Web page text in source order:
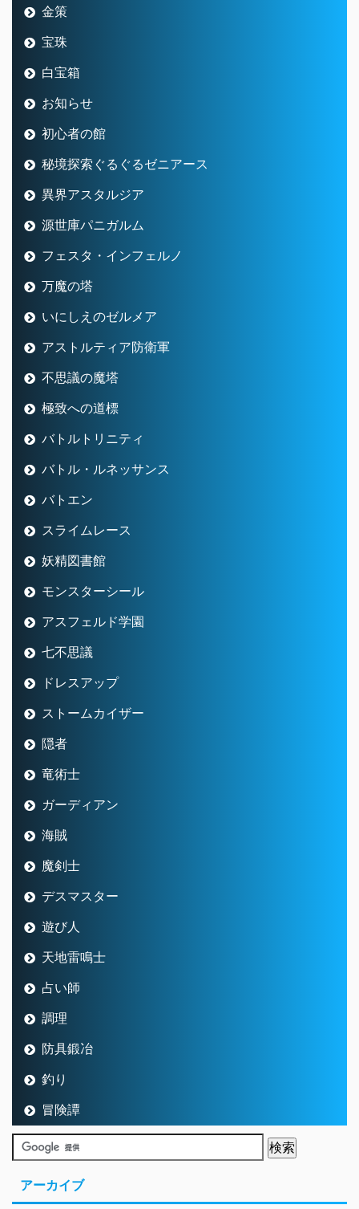
金策
宝珠
白宝箱
お知らせ
初心者の館
秘境探索ぐるぐるゼニアース
異界アスタルジア
源世庫パニガルム
フェスタ・インフェルノ
万魔の塔
いにしえのゼルメア
アストルティア防衛軍
不思議の魔塔
極致への道標
バトルトリニティ
バトル・ルネッサンス
バトエン
スライムレース
妖精図書館
モンスターシール
アスフェルド学園
七不思議
ドレスアップ
ストームカイザー
隠者
竜術士
ガーディアン
海賊
魔剣士
デスマスター
遊び人
天地雷鳴士
占い師
調理
防具鍛冶
釣り
冒険譚
アーカイブ